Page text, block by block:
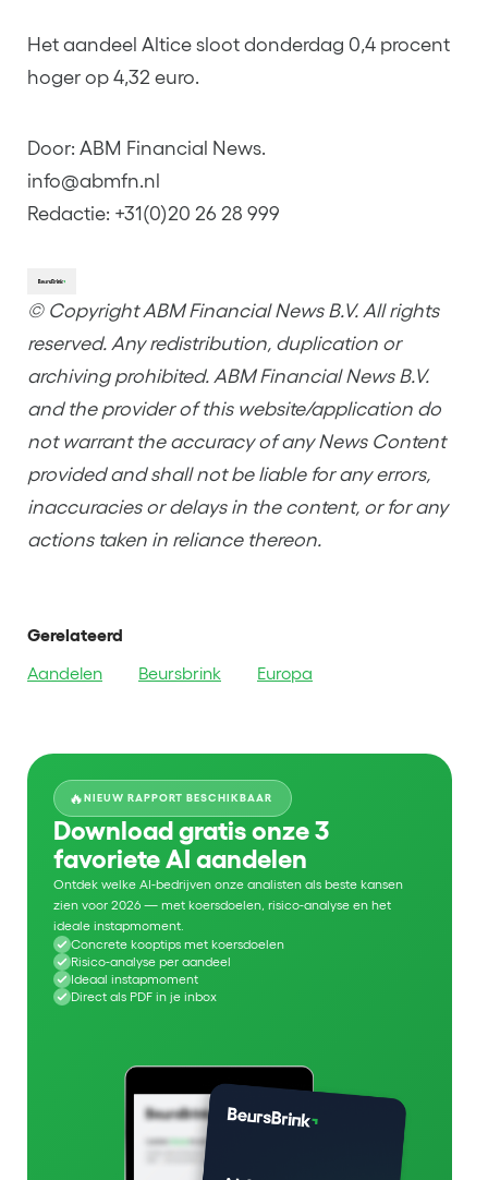
Het aandeel Altice sloot donderdag 0,4 procent
hoger op 4,32 euro.
Door: ABM Financial News.
info@abmfn.nl
Redactie: +31(0)20 26 28 999
© Copyright ABM Financial News B.V. All rights
reserved. Any redistribution, duplication or
archiving prohibited. ABM Financial News B.V.
and the provider of this website/application do
not warrant the accuracy of any News Content
provided and shall not be liable for any errors,
inaccuracies or delays in the content, or for any
actions taken in reliance thereon.
Gerelateerd
Aandelen
Beursbrink Europa
🔥NIEUW RAPPORT BESCHIKBAAR
Download gratis onze 3
favoriete AI aandelen
Ontdek welke AI-bedrijven onze analisten als beste kansen
zien voor 2026 — met koersdoelen, risico-analyse en het
ideale instapmoment.
Concrete kooptips met koersdoelen
Risico-analyse per aandeel
Ideaal instapmoment
Direct als PDF in je inbox